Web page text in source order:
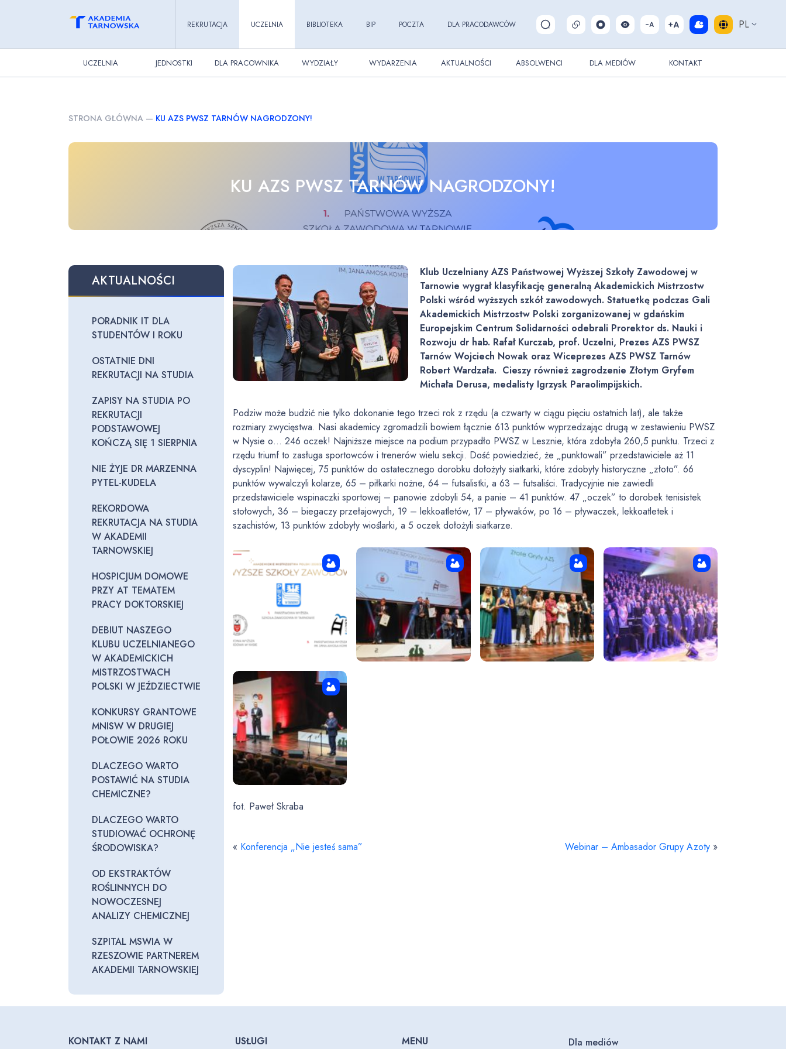
REKRUTACJA UCZELNIA BIBLIOTEKA BIP POCZTA DLA PRACODAWCÓW Pokaż/ukryj wyszukiwarkę PL
UCZELNIA JEDNOSTKI DLA PRACOWNIKA WYDZIAŁY WYDARZENIA AKTUALNOŚCI ABSOLWENCI DLA MEDIÓW KONTAKT
STRONA GŁÓWNA — KU AZS PWSZ TARNÓW NAGRODZONY!
KU AZS PWSZ TARNÓW NAGRODZONY!
AKTUALNOŚCI
PORADNIK IT DLA
STUDENTÓW I ROKU
OSTATNIE DNI
REKRUTACJI NA STUDIA
ZAPISY NA STUDIA PO
REKRUTACJI
PODSTAWOWEJ
KOŃCZĄ SIĘ 1 SIERPNIA
NIE ŻYJE DR MARZENNA
PYTEL-KUDELA
REKORDOWA
REKRUTACJA NA STUDIA
W AKADEMII
TARNOWSKIEJ
HOSPICJUM DOMOWE
PRZY AT TEMATEM
PRACY DOKTORSKIEJ
DEBIUT NASZEGO
KLUBU UCZELNIANEGO
W AKADEMICKICH
MISTRZOSTWACH
POLSKI W JEŹDZIECTWIE
KONKURSY GRANTOWE
MNISW W DRUGIEJ
POŁOWIE 2026 ROKU
DLACZEGO WARTO
POSTAWIĆ NA STUDIA
CHEMICZNE?
DLACZEGO WARTO
STUDIOWAĆ OCHRONĘ
ŚRODOWISKA?
OD EKSTRAKTÓW
ROŚLINNYCH DO
NOWOCZESNEJ
ANALIZY CHEMICZNEJ
SZPITAL MSWIA W
RZESZOWIE PARTNEREM
AKADEMII TARNOWSKIEJ
Klub Uczelniany AZS Państwowej Wyższej Szkoły Zawodowej w
Tarnowie wygrał klasyfikację generalną Akademickich Mistrzostw
Polski wśród wyższych szkół zawodowych. Statuetkę podczas Gali
Akademickich Mistrzostw Polski zorganizowanej w gdańskim
Europejskim Centrum Solidarności odebrali Prorektor ds. Nauki i
Rozwoju dr hab. Rafał Kurczab, prof. Uczelni, Prezes AZS PWSZ
Tarnów Wojciech Nowak oraz Wiceprezes AZS PWSZ Tarnów
Robert Wardzała. Cieszy również zagrodzenie Złotym Gryfem
Michała Derusa, medalisty Igrzysk Paraolimpijskich.
Podziw może budzić nie tylko dokonanie tego trzeci rok z rzędu (a czwarty w ciągu pięciu ostatnich lat), ale także
rozmiary zwycięstwa. Nasi akademicy zgromadzili bowiem łącznie 613 punktów wyprzedzając drugą w zestawieniu PWSZ
w Nysie o… 246 oczek! Najniższe miejsce na podium przypadło PWSZ w Lesznie, która zdobyła 260,5 punktu. Trzeci z
rzędu triumf to zasługa sportowców i trenerów wielu sekcji. Dość powiedzieć, że „punktowali” przedstawiciele aż 11
dyscyplin! Najwięcej, 75 punktów do ostatecznego dorobku dołożyły siatkarki, które zdobyły historyczne „złoto”. 66
punktów wywalczyli kolarze, 65 – piłkarki nożne, 64 – futsalistki, a 63 – futsaliści. Tradycyjnie nie zawiedli
przedstawiciele wspinaczki sportowej – panowie zdobyli 54, a panie – 41 punktów. 47 „oczek” to dorobek tenisistek
stołowych, 36 – biegaczy przełajowych, 19 – lekkoatletów, 17 – pływaków, po 16 – pływaczek, lekkoatletek i
szachistów, 13 punktów zdobyły wioślarki, a 5 oczek dołożyli siatkarze.
fot. Paweł Skraba
« Konferencja „Nie jesteś sama” Webinar – Ambasador Grupy Azoty »
KONTAKT Z NAMI USŁUGI MENU Dla mediów